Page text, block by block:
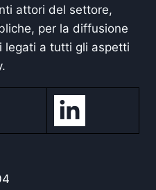
attori del settore,
per la diffusione
legati a tutti gli aspetti